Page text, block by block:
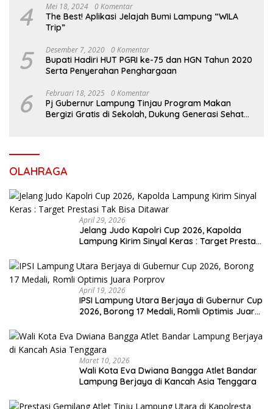
4 Mei 18, 2024 0 Komentar
The Best! Aplikasi Jelajah Bumi Lampung “WILA
Trip”
5 Desember 7, 2020 0 Komentar
Bupati Hadiri HUT PGRI ke-75 dan HGN Tahun 2020
Serta Penyerahan Penghargaan
6 Februari 18, 2025 0 Komentar
Pj Gubernur Lampung Tinjau Program Makan
Bergizi Gratis di Sekolah, Dukung Generasi Sehat
OLAHRAGA
April 29, 2026
Jelang Judo Kapolri Cup 2026, Kapolda
Lampung Kirim Sinyal Keras : Target Prestasi
April 19, 2026
IPSI Lampung Utara Berjaya di Gubernur Cup
2026, Borong 17 Medali, Romli Optimis Juara
Maret 10, 2026
Wali Kota Eva Dwiana Bangga Atlet Bandar
Lampung Berjaya di Kancah Asia Tenggara